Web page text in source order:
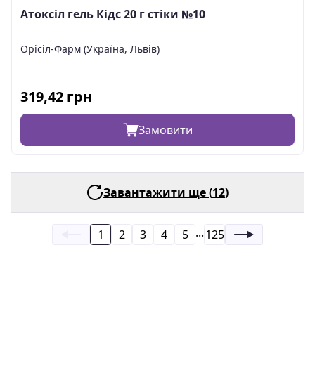
Атоксіл гель Кідс 20 г стіки №10
Орісіл-Фарм (Україна, Львів)
319,42 грн
Замовити
Завантажити ще (12)
1 2 3 4 5 ...125